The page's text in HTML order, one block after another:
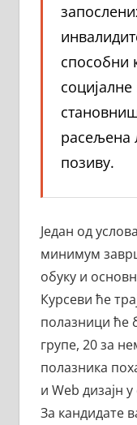
способни
расељена
позиву.
Један од
минимум
обуку и
Курсеви ће
полазници ће
групе, 20 за
полазника
и Web дизајн
За кандидате